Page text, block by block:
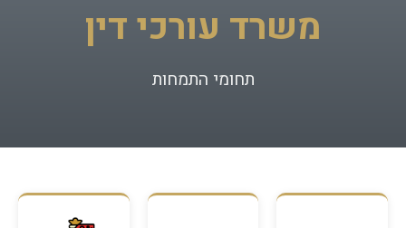
משרד עורכי דין
תחומי התמחות